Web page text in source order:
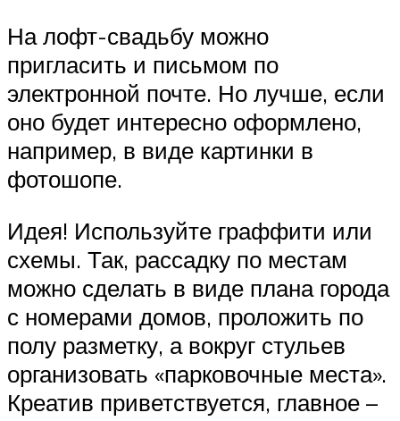
На лофт-свадьбу можно
пригласить и письмом по
электронной почте. Но лучше, если
оно будет интересно оформлено,
например, в виде картинки в
фотошопе.
Идея! Используйте граффити или
схемы. Так, рассадку по местам
можно сделать в виде плана города
с номерами домов, проложить по
полу разметку, а вокруг стульев
организовать «парковочные места».
Креатив приветствуется, главное –